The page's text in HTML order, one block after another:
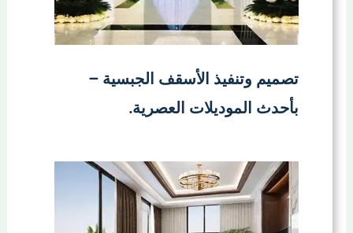
تصميم وتنفيذ الأسقف الجبسية –
بأحدث الموديلات العصرية.